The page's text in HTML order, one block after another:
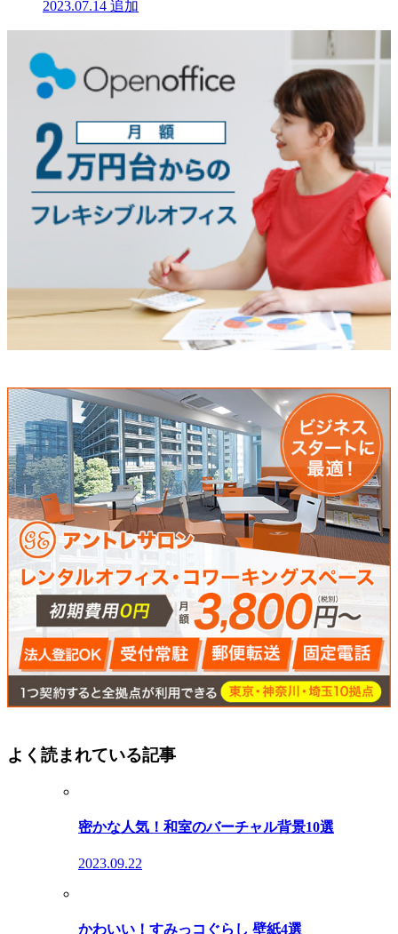
2023.07.14 追加
よく読まれている記事
密かな人気！和室のバーチャル背景10選
2023.09.22
かわいい！すみっコぐらし 壁紙4選